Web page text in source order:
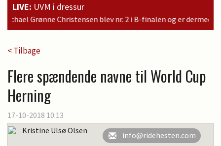
LIVE: UVM i dressur
2 i B-finalen og er dermed kvalificeret til søndagens finale
< Tilbage
Flere spændende navne til World Cup
Herning
17-10-2018 10:13
Kristine Ulsø Olsen
info@ridehesten.com